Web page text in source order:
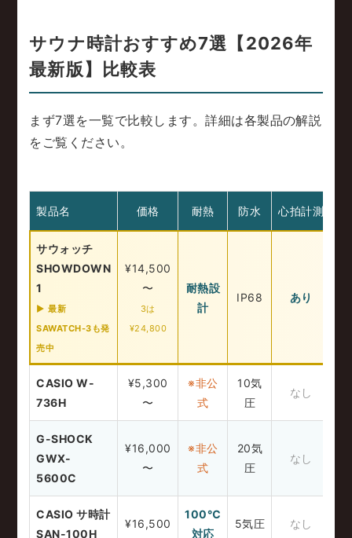
サウナ時計おすすめ7選【2026年
最新版】比較表
まず7選を一覧で比較します。詳細は各製品の解説
をご覧ください。
製品名 価格 耐熱 防水 心拍計測
サウォッチ
SHOWDOWN
1
▶ 最新
SAWATCH-3も発
売中
¥14,500
〜
3は
¥24,800
耐熱設
計
IP68 あり
CASIO W-
736H
¥5,300
〜
※非公
式
10気
圧
なし
G-SHOCK
GWX-
5600C
¥16,000
〜
※非公
式
20気
圧
なし
CASIO サ時計
SAN-100H
¥16,500
100℃
対応
5気圧 なし